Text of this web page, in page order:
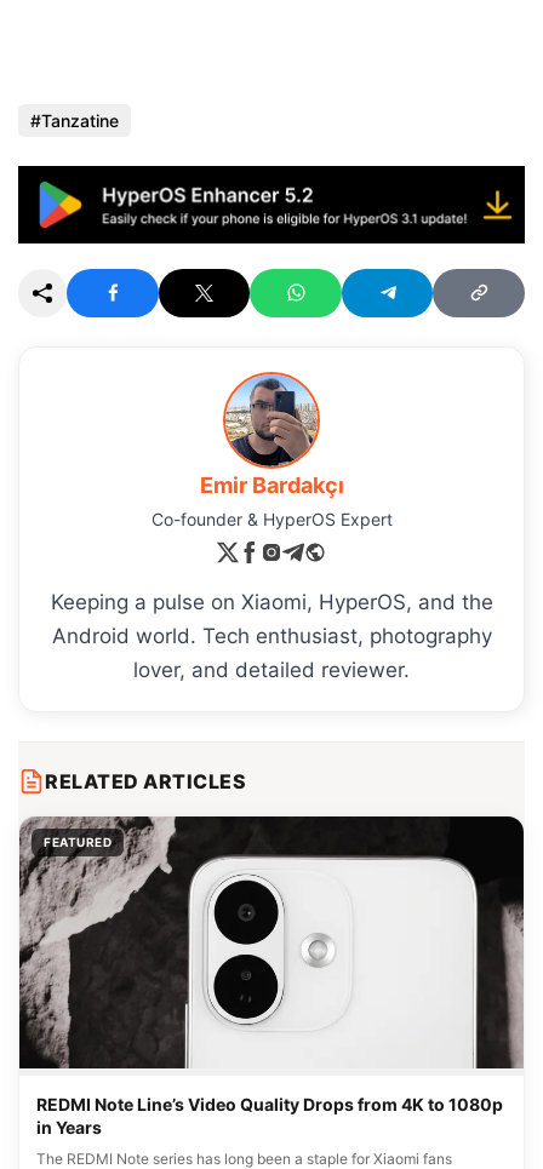
Tanzatine
Emir Bardakçı
Co-founder & HyperOS Expert
Keeping a pulse on Xiaomi, HyperOS, and the
Android world. Tech enthusiast, photography
lover, and detailed reviewer.
RELATED ARTICLES
FEATURED
REDMI Note Line’s Video Quality Drops from 4K to 1080p
in Years
The REDMI Note series has long been a staple for Xiaomi fans